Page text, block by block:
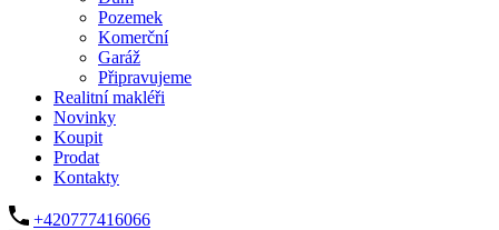
Pozemek
Komerční
Garáž
Připravujeme
Realitní makléři
Novinky
Koupit
Prodat
Kontakty
+420777416066